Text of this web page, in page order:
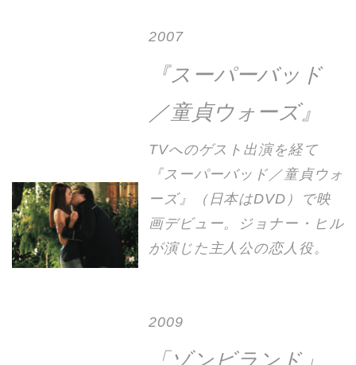
2007
『スーパーバッド
／童貞ウォーズ』
TVへのゲスト出演を経て
『スーパーバッド／童貞ウォ
ーズ』（日本はDVD）で映
画デビュー。ジョナー・ヒル
が演じた主人公の恋人役。
2009
「ゾンビランド」